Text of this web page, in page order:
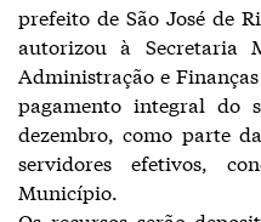
prefeito de São José de
autorizou à Secretaria
Administração e
pagamento integral do
dezembro, como parte
servidores efetivos,
Município.